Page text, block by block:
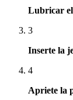
Lubricar el
3
Inserte la
4
Apriete la